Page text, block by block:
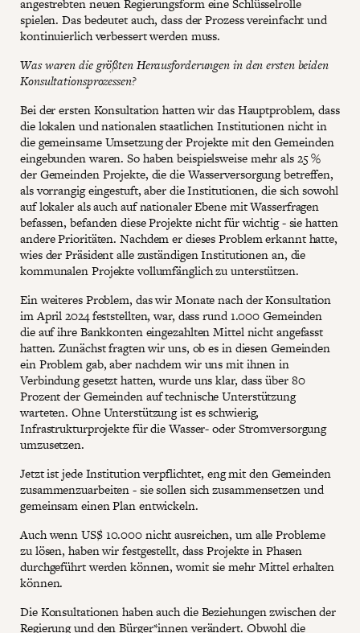
angestrebten neuen Regierungsform eine Schlüsselrolle
spielen. Das bedeutet auch, dass der Prozess vereinfacht und
kontinuierlich verbessert werden muss.
Was waren die größten Herausforderungen in den ersten beiden
Konsultationsprozessen?
Bei der ersten Konsultation hatten wir das Hauptproblem, dass
die lokalen und nationalen staatlichen Institutionen nicht in
die gemeinsame Umsetzung der Projekte mit den Gemeinden
eingebunden waren. So haben beispielsweise mehr als 25 %
der Gemeinden Projekte, die die Wasserversorgung betreffen,
als vorrangig eingestuft, aber die Institutionen, die sich sowohl
auf lokaler als auch auf nationaler Ebene mit Wasserfragen
befassen, befanden diese Projekte nicht für wichtig - sie hatten
andere Prioritäten. Nachdem er dieses Problem erkannt hatte,
wies der Präsident alle zuständigen Institutionen an, die
kommunalen Projekte vollumfänglich zu unterstützen.
Ein weiteres Problem, das wir Monate nach der Konsultation
im April 2024 feststellten, war, dass rund 1.000 Gemeinden
die auf ihre Bankkonten eingezahlten Mittel nicht angefasst
hatten. Zunächst fragten wir uns, ob es in diesen Gemeinden
ein Problem gab, aber nachdem wir uns mit ihnen in
Verbindung gesetzt hatten, wurde uns klar, dass über 80
Prozent der Gemeinden auf technische Unterstützung
warteten. Ohne Unterstützung ist es schwierig,
Infrastrukturprojekte für die Wasser- oder Stromversorgung
umzusetzen.
Jetzt ist jede Institution verpflichtet, eng mit den Gemeinden
zusammenzuarbeiten - sie sollen sich zusammensetzen und
gemeinsam einen Plan entwickeln.
Auch wenn US$ 10.000 nicht ausreichen, um alle Probleme
zu lösen, haben wir festgestellt, dass Projekte in Phasen
durchgeführt werden können, womit sie mehr Mittel erhalten
können.
Die Konsultationen haben auch die Beziehungen zwischen der
Regierung und den Bürger*innen verändert. Obwohl die